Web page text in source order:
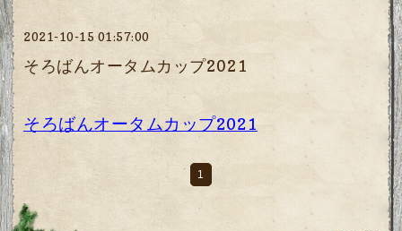
2021-10-15 01:57:00
そろばんオータムカップ2021
そろばんオータムカップ2021
1